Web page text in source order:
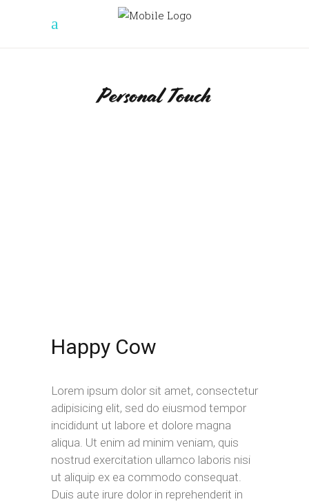
Personal Touch
Happy Cow
Lorem ipsum dolor sit amet, consectetur
adipisicing elit, sed do eiusmod tempor
incididunt ut labore et dolore magna
aliqua. Ut enim ad minim veniam, quis
nostrud exercitation ullamco laboris nisi
ut aliquip ex ea commodo consequat.
Duis aute irure dolor in reprehenderit in